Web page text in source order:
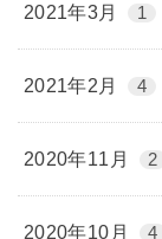
2021年3月 1
2021年2月 4
2020年11月 2
2020年10月 4